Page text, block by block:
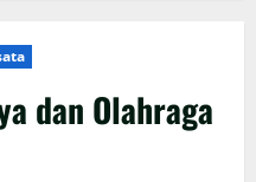
dan Olahraga